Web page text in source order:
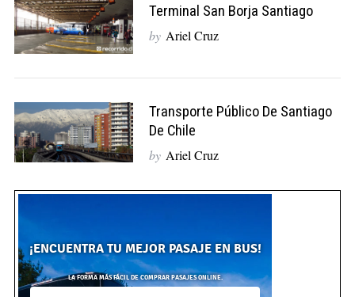
Terminal San Borja Santiago
by Ariel Cruz
Transporte Público De Santiago
De Chile
by Ariel Cruz